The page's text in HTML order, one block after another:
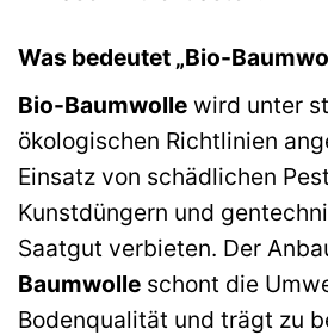
Was bedeutet „Bio-
Bio-Baumwolle wird unter
ökologischen Richtlinien
Einsatz von schädlichen
Kunstdüngern und
Saatgut verbieten. Der
Baumwolle schont die
Bodenqualität und trägt zu